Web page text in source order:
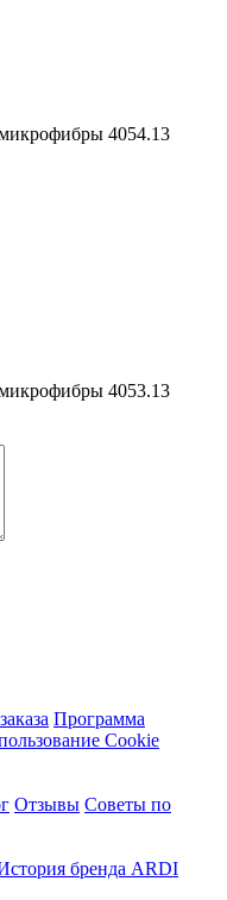
микрофибры 4054.13
микрофибры 4053.13
Программа
Cookie
Отзывы Советы по
бренда ARDI